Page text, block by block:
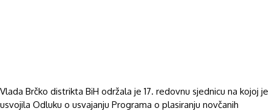
Vlada Brčko distrikta BiH održala je 17. redovnu sjednicu na kojoj je
usvojila Odluku o usvajanju Programa o plasiranju novčanih